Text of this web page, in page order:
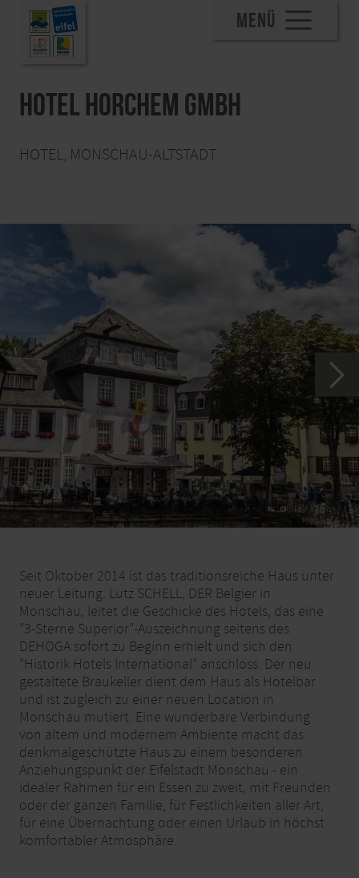
MENÜ
Hotel Horchem GmbH
HOTEL, MONSCHAU-ALTSTADT
Seit Oktober 2014 ist das traditionsreiche Haus unter
neuer Leitung. Lutz SCHELL, DER Belgier in
Monschau, leitet die Geschicke des Hotels, das eine
"3-Sterne Superior"-Auszeichnung seitens des
DEHOGA sofort zu Beginn erhielt und sich den
"Historik Hotels International" anschloss. Der neu
gestaltete Braukeller dient dem Haus als Hotelbar
und ist zugleich zu einer neuen Location in
Monschau mutiert. Eine wunderbare Verbindung
von altem und modernem Ambiente macht das
denkmalgeschützte Haus zu einem besonderen
Anziehungspunkt der Eifelstadt Monschau - ein
idealer Rahmen für ein Essen zu zweit, mit Freunden
oder der ganzen Familie, für Festlichkeiten aller Art,
für eine Übernachtung oder einen Urlaub in höchst
komfortabler Atmosphäre.